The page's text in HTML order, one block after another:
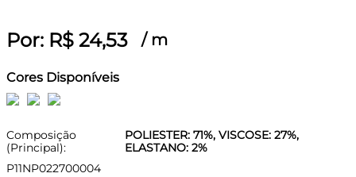
Por: R$ 24,53 / m
Cores Disponíveis
Composição
(Principal):
POLIESTER: 71%, VISCOSE: 27%,
ELASTANO: 2%
P11NP022700004